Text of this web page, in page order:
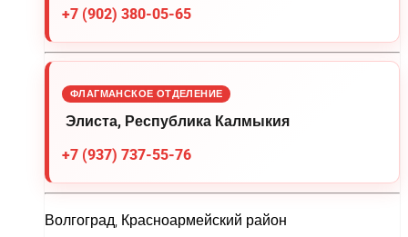
+7 (902) 380-05-65
ФЛАГМАНСКОЕ ОТДЕЛЕНИЕ
Элиста, Республика Калмыкия
+7 (937) 737-55-76
Волгоград, Красноармейский район